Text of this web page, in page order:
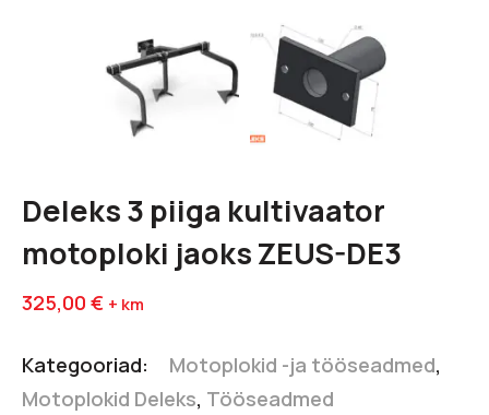
Deleks 3 piiga kultivaator
motoploki jaoks ZEUS-DE3
325,00 € + km
Kategooriad: Motoplokid -ja tööseadmed,
Motoplokid Deleks, Tööseadmed